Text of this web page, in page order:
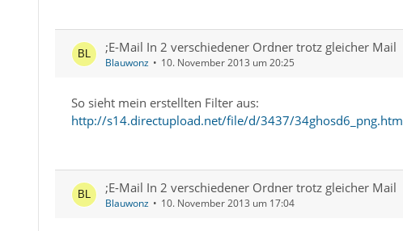
;E-Mail In 2 verschiedener Ordner trotz gleicher Mail
Blauwonz 10. November 2013 um 20:25
So sieht mein erstellten Filter aus:
http://s14.directupload.net/file/d/3437/34ghosd6_png.htm
;E-Mail In 2 verschiedener Ordner trotz gleicher Mail
Blauwonz 10. November 2013 um 17:04